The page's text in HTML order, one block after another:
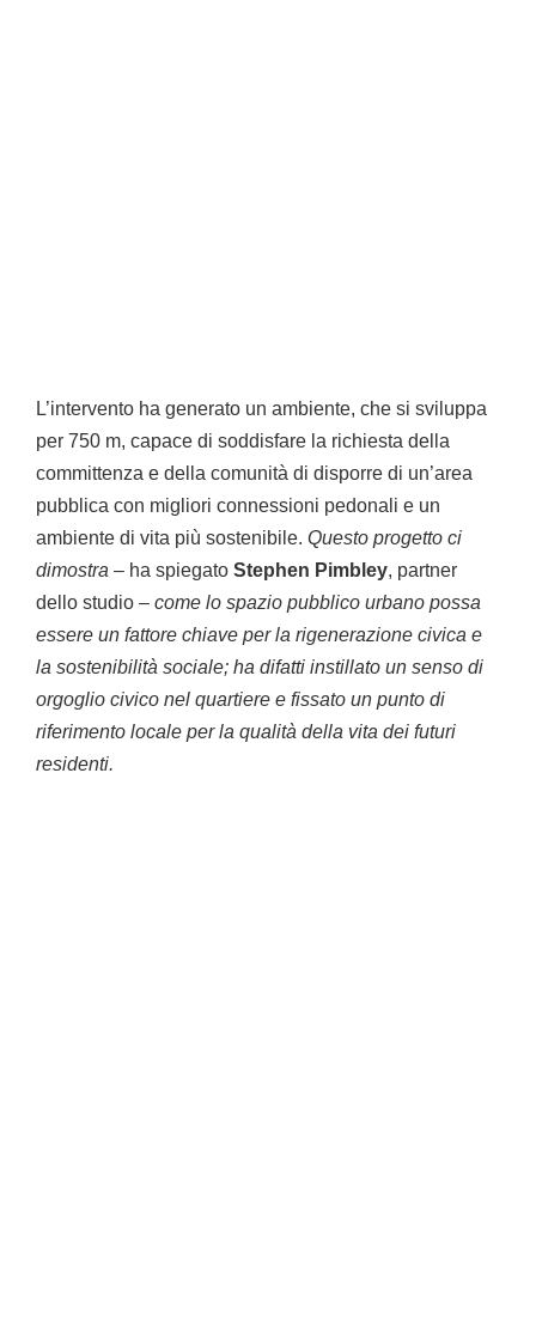
L’intervento ha generato un ambiente, che si sviluppa
per 750 m, capace di soddisfare la richiesta della
committenza e della comunità di disporre di un’area
pubblica con migliori connessioni pedonali e un
ambiente di vita più sostenibile. Questo progetto ci
dimostra – ha spiegato Stephen Pimbley, partner
dello studio – come lo spazio pubblico urbano possa
essere un fattore chiave per la rigenerazione civica e
la sostenibilità sociale; ha difatti instillato un senso di
orgoglio civico nel quartiere e fissato un punto di
riferimento locale per la qualità della vita dei futuri
residenti.